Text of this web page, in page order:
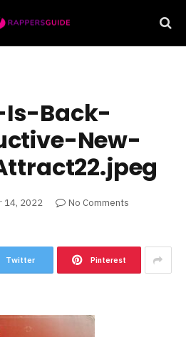
Back-
New-
14, 2022
No Comments
Twitter Pinterest